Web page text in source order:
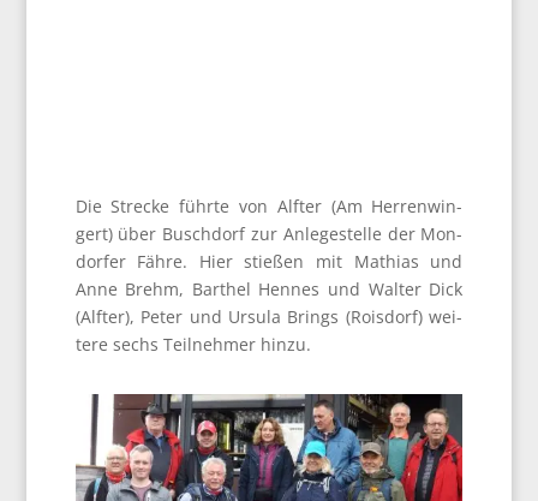
Die Stre­cke führ­te von Alf­ter (Am Her­ren­win­
gert) über Busch­dorf zur Anle­ge­stel­le der Mon­
dor­fer Fäh­re. Hier stie­ßen mit Mathi­as und
Anne Brehm, Bart­hel Hen­nes und Wal­ter Dick
(Alf­ter), Peter und Ursu­la Brings (Rois­dorf) wei­
te­re sechs Teil­neh­mer hinzu.